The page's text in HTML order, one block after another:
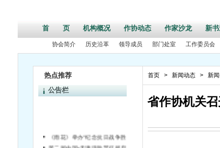
首 页 机构概况 作协动态 作家沙龙 新
协会简介 历史沿革 领导成员 部门处室 工作委员会
热点推荐
公告栏
第二届中国•天津诗歌节征稿启事
首页 > 新闻动态 > 新
省作协机关